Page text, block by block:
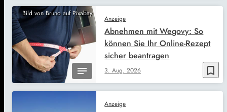
Bild von Bruno auf Pixabay
bookmark_border
Anzeige
3. Aug. 2026
Abnehmen mit Wegovy: So
können Sie Ihr Online-Rezept
sicher beantragen
Anzeige